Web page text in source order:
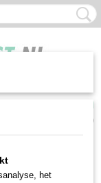
(0)
12A-9/16
het